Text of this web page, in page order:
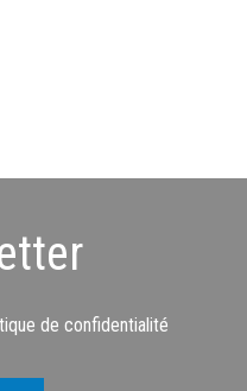
de confidentialité